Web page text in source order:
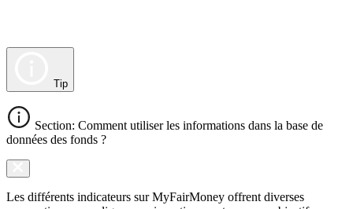
Tip
Section: Comment utiliser les informations dans la base de
données des fonds ?
Les différents indicateurs sur MyFairMoney offrent diverses